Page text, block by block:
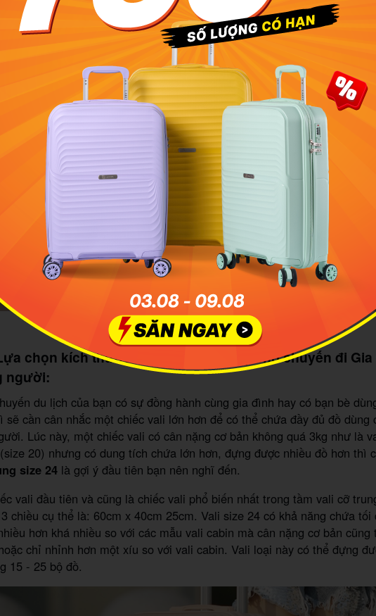
Vali size 20 (size cabin) phù hợp cho chuyến du lịch 5 ngày
chọn kích thước vali du lịch 5 ngày cho chuyến đi Gia
người:
du lịch của bạn có sự đồng hành cùng gia đình hay có bạn bè
sẽ cần cân nhắc một chiếc vali lớn hơn để có thể chứa đầy đủ đồ dùng
Lúc này, một chiếc vali có cân nặng cơ bản không quá 3kg như là
20) nhưng có dung tích chứa lớn hơn, đựng được nhiều đồ hơn thì
size 24 là gợi ý đầu tiên bạn nên nghĩ đến.
vali đầu tiên và cũng là chiếc vali phổ biến nhất trong tầm vali cỡ
chiều cụ thể là: 60cm x 40cm 25cm. Vali size 24 có khả năng chứa tối
hơn khá nhiều so với các mẫu vali cabin mà cân nặng cơ bản cũng
chỉ nhỉnh hơn một xíu so với vali cabin. Vali loại này có thể đựng
15 - 25 bộ đồ.